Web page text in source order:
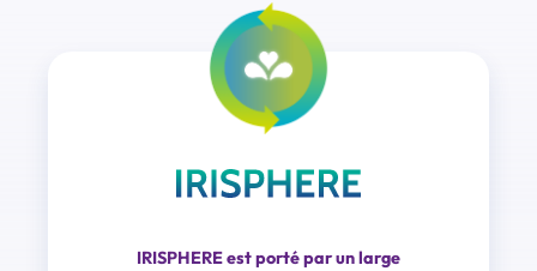
IRISPHERE est porté par un large